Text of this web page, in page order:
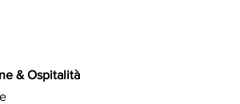
& Ospitalità